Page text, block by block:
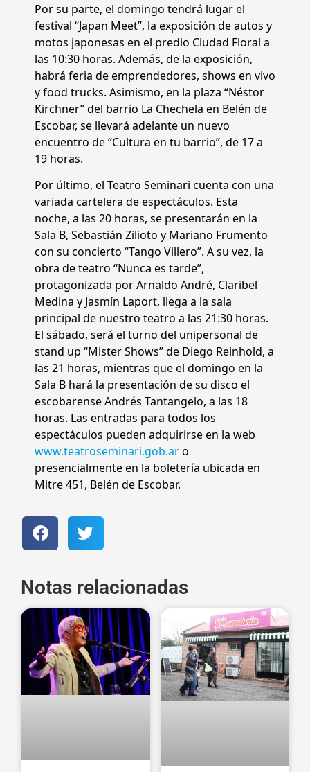
Por su parte, el domingo tendrá lugar el
festival “Japan Meet”, la exposición de autos y
motos japonesas en el predio Ciudad Floral a
las 10:30 horas. Además, de la exposición,
habrá feria de emprendedores, shows en vivo
y food trucks. Asimismo, en la plaza “Néstor
Kirchner” del barrio La Chechela en Belén de
Escobar, se llevará adelante un nuevo
encuentro de “Cultura en tu barrio”, de 17 a
19 horas.
Por último, el Teatro Seminari cuenta con una
variada cartelera de espectáculos. Esta
noche, a las 20 horas, se presentarán en la
Sala B, Sebastián Zilioto y Mariano Frumento
con su concierto “Tango Villero”. A su vez, la
obra de teatro “Nunca es tarde”,
protagonizada por Arnaldo André, Claribel
Medina y Jasmín Laport, llega a la sala
principal de nuestro teatro a las 21:30 horas.
El sábado, será el turno del unipersonal de
stand up “Mister Shows” de Diego Reinhold, a
las 21 horas, mientras que el domingo en la
Sala B hará la presentación de su disco el
escobarense Andrés Tantangelo, a las 18
horas. Las entradas para todos los
espectáculos pueden adquirirse en la web
www.teatroseminari.gob.aro
presencialmente en la boletería ubicada en
Mitre 451, Belén de Escobar.
Notas relacionadas